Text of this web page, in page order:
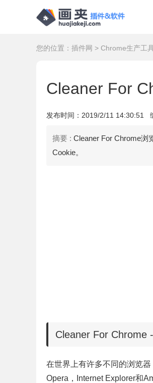
您的位置： 插件网 > Chrome生产工
Cleaner For
发布时间： 2019/2/11 14:30:51
摘要 : Cleaner For Chrome浏
Cookie。
Cleaner For Chrome
在世界上有许多不同的浏览
Opera，Internet Explorer和